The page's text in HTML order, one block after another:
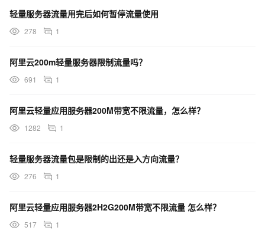
轻量服务器流量用完后如何暂停流量使用
278 1
阿里云200m轻量服务器限制流量吗？
691 1
阿里云轻量应用服务器200M带宽不限流量，怎么样？
1282 1
轻量服务器流量包是限制的出还是入方向流量？
276 1
阿里云轻量应用服务器2H2G200M带宽不限流量 怎么样？
517 1